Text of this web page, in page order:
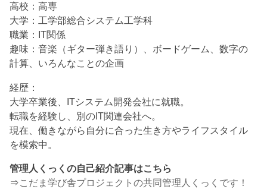
高校：高専
大学：工学部総合システム工学科
職業：IT関係
趣味：音楽（ギター弾き語り）、ボードゲーム、数字の
計算、いろんなことの企画
経歴：
大学卒業後、ITシステム開発会社に就職。
転職を経験し、別のIT関連会社へ。
現在、働きながら自分に合った生き方やライフスタイル
を模索中。
管理人くっくの自己紹介記事はこちら
⇒こだま学び舎プロジェクトの共同管理人くっくです！